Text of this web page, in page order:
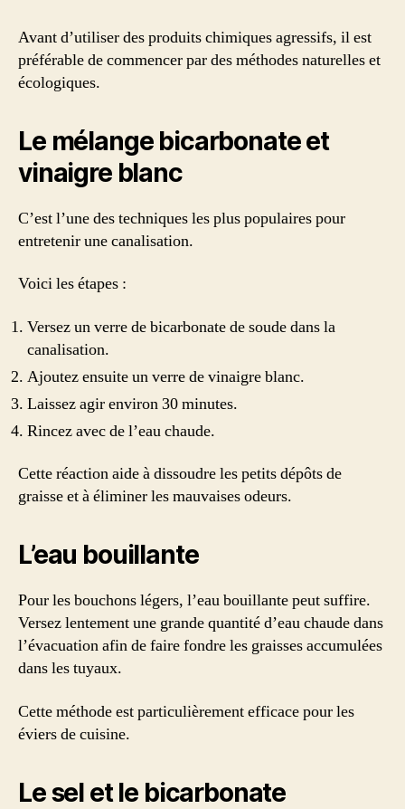
Avant d’utiliser des produits chimiques agressifs, il est
préférable de commencer par des méthodes naturelles et
écologiques.
Le mélange bicarbonate et
vinaigre blanc
C’est l’une des techniques les plus populaires pour
entretenir une canalisation.
Voici les étapes :
Versez un verre de bicarbonate de soude dans la
canalisation.
Ajoutez ensuite un verre de vinaigre blanc.
Laissez agir environ 30 minutes.
Rincez avec de l’eau chaude.
Cette réaction aide à dissoudre les petits dépôts de
graisse et à éliminer les mauvaises odeurs.
L’eau bouillante
Pour les bouchons légers, l’eau bouillante peut suffire.
Versez lentement une grande quantité d’eau chaude dans
l’évacuation afin de faire fondre les graisses accumulées
dans les tuyaux.
Cette méthode est particulièrement efficace pour les
éviers de cuisine.
Le sel et le bicarbonate